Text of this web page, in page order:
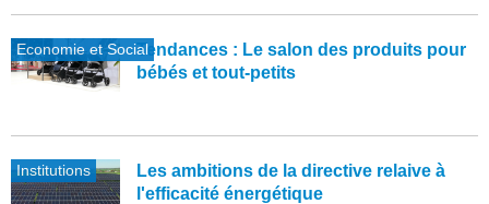
Economie et SocialTendances : Le salon des produits pour
bébés et tout-petits
Institutions
Les ambitions de la directive relaive à
l'efficacité énergétique